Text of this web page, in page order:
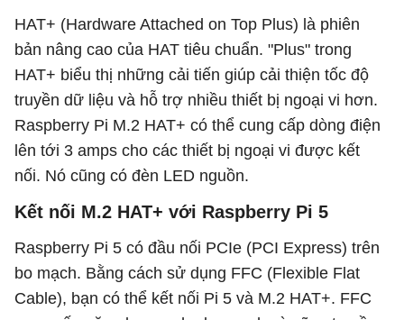
HAT+ (Hardware Attached on Top Plus) là phiên
bản nâng cao của HAT tiêu chuẩn. "Plus" trong
HAT+ biểu thị những cải tiến giúp cải thiện tốc độ
truyền dữ liệu và hỗ trợ nhiều thiết bị ngoại vi hơn.
Raspberry Pi M.2 HAT+ có thể cung cấp dòng điện
lên tới 3 amps cho các thiết bị ngoại vi được kết
nối. Nó cũng có đèn LED nguồn.
Kết nối M.2 HAT+ với Raspberry Pi 5
Raspberry Pi 5 có đầu nối PCIe (PCI Express) trên
bo mạch. Bằng cách sử dụng FFC (Flexible Flat
Cable), bạn có thể kết nối Pi 5 và M.2 HAT+. FFC